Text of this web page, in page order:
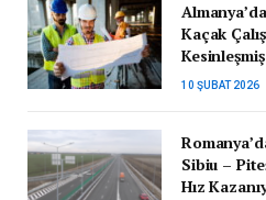
Kaçak
10 ŞUBAT 2026
Sibiu –
Hız